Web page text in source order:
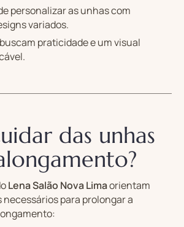
personalizar as unhas com
variados.
praticidade e um visual
das unhas
Lena Salão Nova Limaorientam
necessários para prolongar a